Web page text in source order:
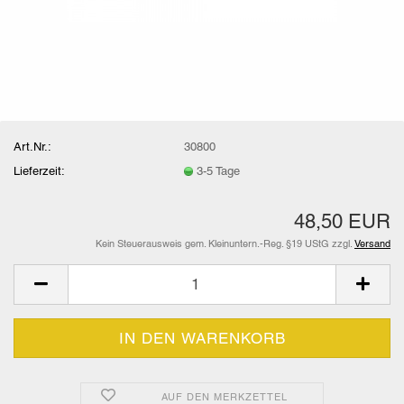
Art.Nr.:
30800
Lieferzeit:
3-5 Tage
48,50 EUR
Kein Steuerausweis gem. Kleinuntern.-Reg. §19 UStG zzgl. Versand
AUF DEN MERKZETTEL